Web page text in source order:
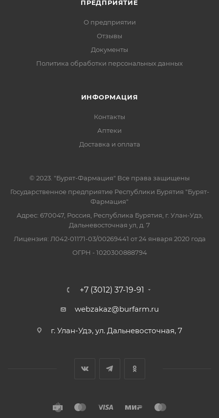
ПРЕДПРИЯТИЕ
О предприятии
Отзывы
Документы
Политика обработки персональных данных
ИНФОРМАЦИЯ
Контакты
Аптеки
Доставка и оплата
© 2023. "Бурят-Фармация" Все права защищены
Государственное предприятие Республики Бурятия "Бурят-
Фармация"
Адрес: 670047, Россия, Республика Бурятия, г. Улан-Удэ,
Дальневосточная ул, д. 7
Лицензия: Л042-01171-03/00269441 от 24 января 2020 года
ОГРН - 1020300888794
+7 (3012) 37-19-91
webzakaz@burfarm.ru
г. Улан-Удэ, ул. Дальневосточная, 7